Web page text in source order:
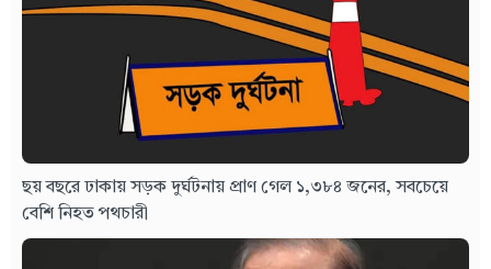
ছয় বছরে ঢাকায় সড়ক দুর্ঘটনায় প্রাণ গেল ১,৩৮৪ জনের, সবচেয়ে
বেশি নিহত পথচারী